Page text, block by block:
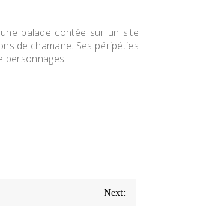
balade contée sur un site
de chamane. Ses péripéties
personnages.
Next: